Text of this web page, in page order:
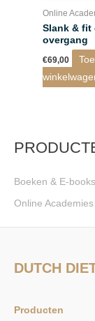
Online
Slank & fit
overgang
€69,00
Boeken & E-books
Online Academies
DUTCH
Producten